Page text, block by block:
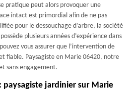
pratique peut alors provoquer une
intact est primordial afin de ne pas
pour le dessouchage d’arbre, la société
plusieurs années d’expérience dans
vous assurer que l’intervention de
fiable. Paysagiste en Marie 06420, notre
sans engagement.
paysagiste jardinier sur Marie